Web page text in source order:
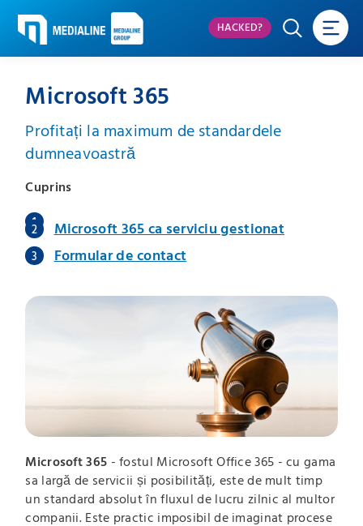
HACKED?
Microsoft 365
Profitați la maximum de standardele
dumneavoastră
Cuprins
Microsoft 365 ca serviciu gestionat
Formular de contact
Microsoft 365 - fostul Microsoft Office 365 - cu gama
sa largă de servicii și posibilități, este de mult timp
un standard absolut în fluxul de lucru zilnic al multor
companii. Este practic imposibil de imaginat procese